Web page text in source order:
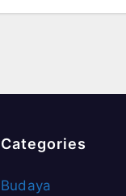
Categories
Budaya